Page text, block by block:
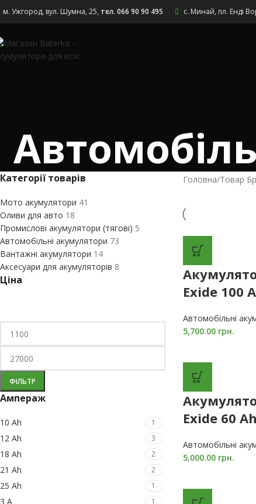
Skip to navigation Skip to main content
м. Ужгород, вул. Шумна, 25, тел. 066 90 90 495 с. Минай, пл. Енді
Категорії товарів
Мото акумулятори 41
Оливи для авто 18
Промислові акумулятори (тягові) 5
Автомобільні акумулятори 73
Вантажні акумулятори 14
Аксесуари для акумуляторів 8
Ціна
ФІЛЬТР
Ампераж
10 Ah 1
12 Ah 3
18 Ah 2
21 Ah 2
25 Ah 1
3 A 1
Головна/Товар
Exide 100
Автомобільні
5,700.00 грн.
Exide 60
Автомобільні
5,000.00 грн.